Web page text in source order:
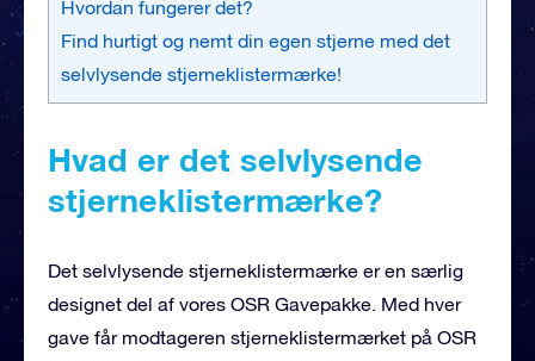
Hvordan fungerer det?
Find hurtigt og nemt din egen stjerne med det
selvlysende stjerneklistermærke!
Hvad er det selvlysende
stjerneklistermærke?
Det selvlysende stjerneklistermærke er en særlig
designet del af vores OSR Gavepakke. Med hver
gave får modtageren stjerneklistermærket på OSR